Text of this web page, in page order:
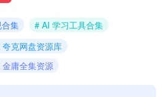
集
# AI 学习工具合集
夸克网盘资源库
金庸全集资源